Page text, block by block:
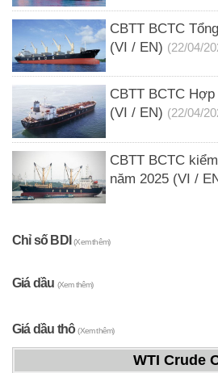
CBTT BCTC
(VI / EN) (22/04/
CBTT BCTC
(VI / EN) (22/04/
CBTT BCTC
năm 2025 (VI /
Chỉ số BDI(Xem thêm)
Giá dầu (Xem thêm)
Giá dầu thô(Xem thêm)
WTI Crude